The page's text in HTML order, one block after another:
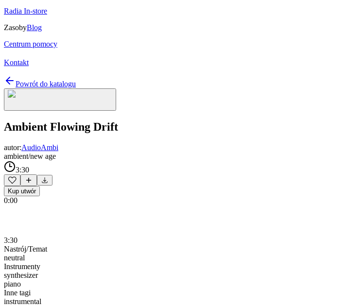
Radia In-store
ZasobyBlog
Centrum pomocy
Kontakt
Powrót do katalogu
Ambient Flowing Drift
autor:AudioAmbi
ambient/new age
3:30
Kup utwór
0:00
3:30
Nastrój/Temat
neutral
Instrumenty
synthesizer
piano
Inne tagi
instrumental